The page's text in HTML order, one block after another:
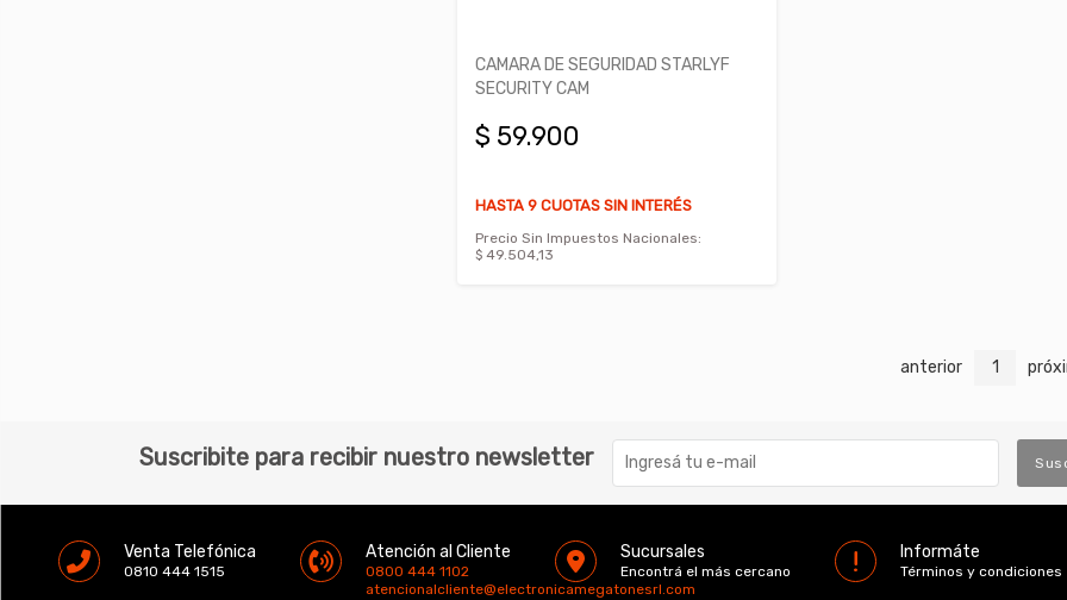
CAMARA DE SEGURIDAD STARLYF
SECURITY CAM
$ 59.900
HASTA 9 CUOTAS SIN INTERÉS
Precio Sin Impuestos Nacionales:
$ 49.504,13
anterior 1
Suscribite para recibir nuestro newsletter
Venta Telefónica
0810 444 1515
Atención al Cliente
0800 444 1102
atencionalcliente@electronicamegatonesrl.com
Sucursales
Encontrá el más cercano
Informáte
Términos y condiciones